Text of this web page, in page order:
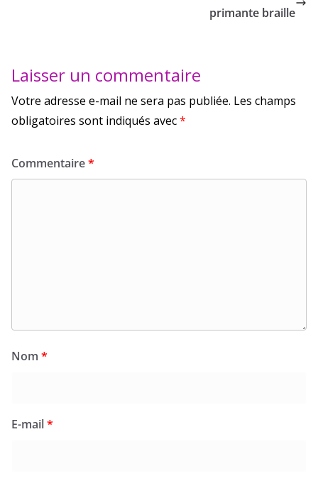
primante braille
Laisser un commentaire
Votre adresse e-mail ne sera pas publiée. Les champs
obligatoires sont indiqués avec*
Commentaire*
Nom *
E-mail*